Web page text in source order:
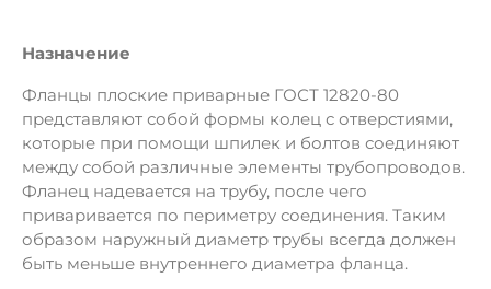
Назначение
Фланцы плоские приварные ГОСТ 12820-80
представляют собой формы колец с отверстиями,
которые при помощи шпилек и болтов соединяют
между собой различные элементы трубопроводов.
Фланец надевается на трубу, после чего
приваривается по периметру соединения. Таким
образом наружный диаметр трубы всегда должен
быть меньше внутреннего диаметра фланца.